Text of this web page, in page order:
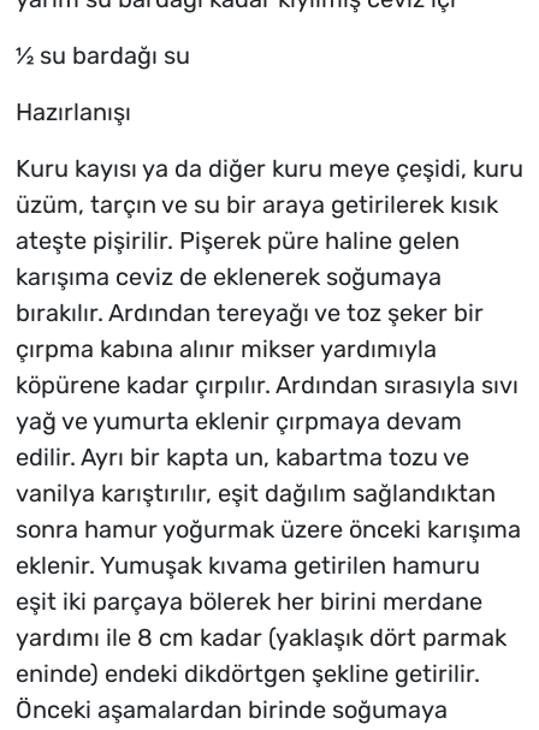
½ su bardağı su
Hazırlanışı
Kuru kayısı ya da diğer kuru meye çeşidi, kuru
üzüm, tarçın ve su bir araya getirilerek kısık
ateşte pişirilir. Pişerek püre haline gelen
karışıma ceviz de eklenerek soğumaya
bırakılır. Ardından tereyağı ve toz şeker bir
çırpma kabına alınır mikser yardımıyla
köpürene kadar çırpılır. Ardından sırasıyla sıvı
yağ ve yumurta eklenir çırpmaya devam
edilir. Ayrı bir kapta un, kabartma tozu ve
vanilya karıştırılır, eşit dağılım sağlandıktan
sonra hamur yoğurmak üzere önceki karışıma
eklenir. Yumuşak kıvama getirilen hamuru
eşit iki parçaya bölerek her birini merdane
yardımı ile 8 cm kadar (yaklaşık dört parmak
eninde) endeki dikdörtgen şekline getirilir.
Önceki aşamalardan birinde soğumaya